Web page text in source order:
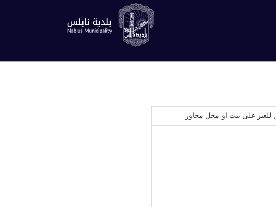
على بيت او محل مجاور